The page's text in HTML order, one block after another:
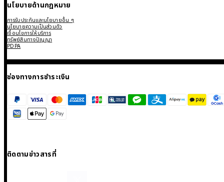
นโยบายด้านกฎหมาย
การรับประกันและนโยบายอื่น ๆ
นโยบายความเป็นส่วนตัว
เงื่อนไขการให้บริการ
ทรัพย์สินทางปัญญา
PDPA
ช่องทางการชำระเงิน
ติดตามข่าวสารที่